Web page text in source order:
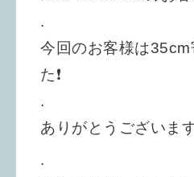
.
今回のお客様は35cm
た❗
.
ありがとうございま
.